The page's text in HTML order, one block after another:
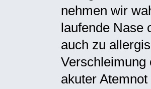
nehmen wir
laufende Nase
auch zu
Verschleimung
akuter